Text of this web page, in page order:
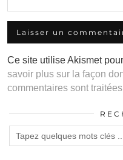
Ce site utilise Akismet
savoir plus sur la façon
commentaires sont traitées